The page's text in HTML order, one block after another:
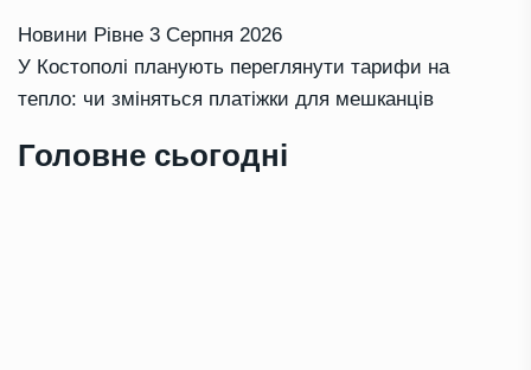
Новини Рівне 3 Серпня 2026
У Костополі планують переглянути тарифи на
тепло: чи зміняться платіжки для мешканців
Головне сьогодні